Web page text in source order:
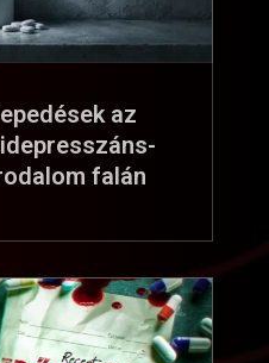
az
falán